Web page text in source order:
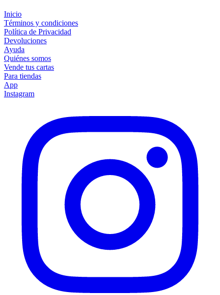
Inicio
Términos y condiciones
Política de Privacidad
Devoluciones
Ayuda
Quiénes somos
Vende tus cartas
Para tiendas
App
Instagram